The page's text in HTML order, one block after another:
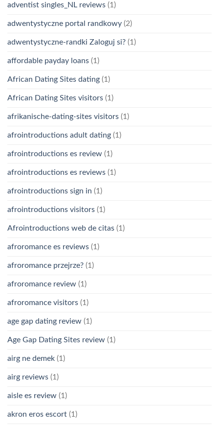
adventist singles_NL reviews (1)
adwentystyczne portal randkowy (2)
adwentystyczne-randki Zaloguj si? (1)
affordable payday loans (1)
African Dating Sites dating (1)
African Dating Sites visitors (1)
afrikanische-dating-sites visitors (1)
afrointroductions adult dating (1)
afrointroductions es review (1)
afrointroductions es reviews (1)
afrointroductions sign in (1)
afrointroductions visitors (1)
Afrointroductions web de citas (1)
afroromance es reviews (1)
afroromance przejrze? (1)
afroromance review (1)
afroromance visitors (1)
age gap dating review (1)
Age Gap Dating Sites review (1)
airg ne demek (1)
airg reviews (1)
aisle es review (1)
akron eros escort (1)